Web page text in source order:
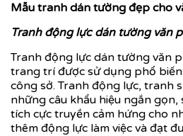
Mẫu tranh dán tường đẹp cho
Tranh động lực dán tường văn
Tranh động lực dán tường văn
trang trí được sử dụng phổ
công sở. Tranh động lực, tranh
những câu khẩu hiệu ngắn
tích cực truyền cảm hứng cho
thêm động lực làm việc và đạt